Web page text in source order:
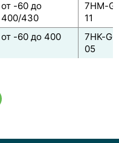
от -60 до
400/430
7HM-
11
от -60 до 400
7HK-
05